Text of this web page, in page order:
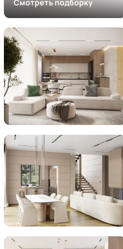
Смотреть подборку